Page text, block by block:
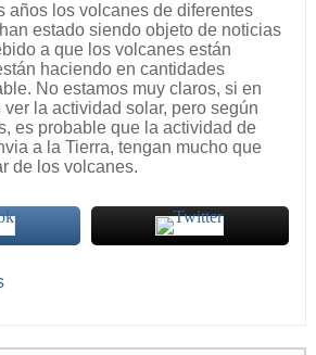
años los volcanes de diferentes
estado siendo objeto de noticias
a que los volcanes están
haciendo en cantidades
No estamos muy claros, si en
la actividad solar, pero según
es probable que la actividad de
a la Tierra, tengan mucho que
de los volcanes.